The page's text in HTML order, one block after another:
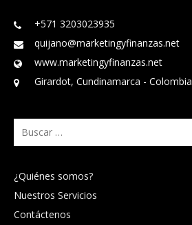
+571 3203023935
quijano@marketingyfinanzas.net
www.marketingyfinanzas.net
Girardot, Cundinamarca - Colombia
Buscar:
¿Quiénes somos?
Nuestros Servicios
Contáctenos